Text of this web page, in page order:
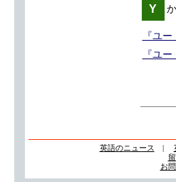
Y
『ユ
『ユ
英語のニュース |
お